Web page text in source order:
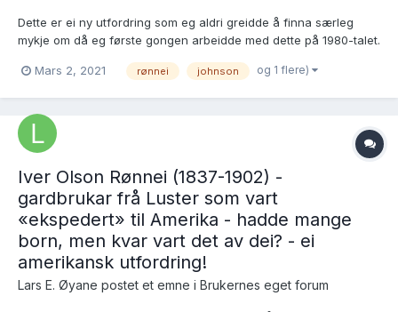
Dette er ei ny utfordring som eg aldri greidde å finna særleg
mykje om då eg første gongen arbeidde med dette på 1980-talet.
KVAR i Amerika eg skulle starta leitingi... No fann eg både vigsli
Mars 2, 2021 rønnei johnson og 1 flere)
Iver Olson Rønnei (1837-1902) -
gardbrukar frå Luster som vart
«ekspedert» til Amerika - hadde mange
born, men kvar vart det av dei? - ei
amerikansk utfordring!
Lars E. Øyane postet et emne i Brukernes eget forum